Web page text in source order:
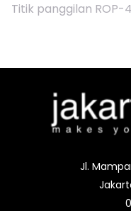
Titik panggilan ROP-
kebakaran. Ini
deteksi panel kontrol
alarm kebakaran
beralamat ACSP-402.
Jl.